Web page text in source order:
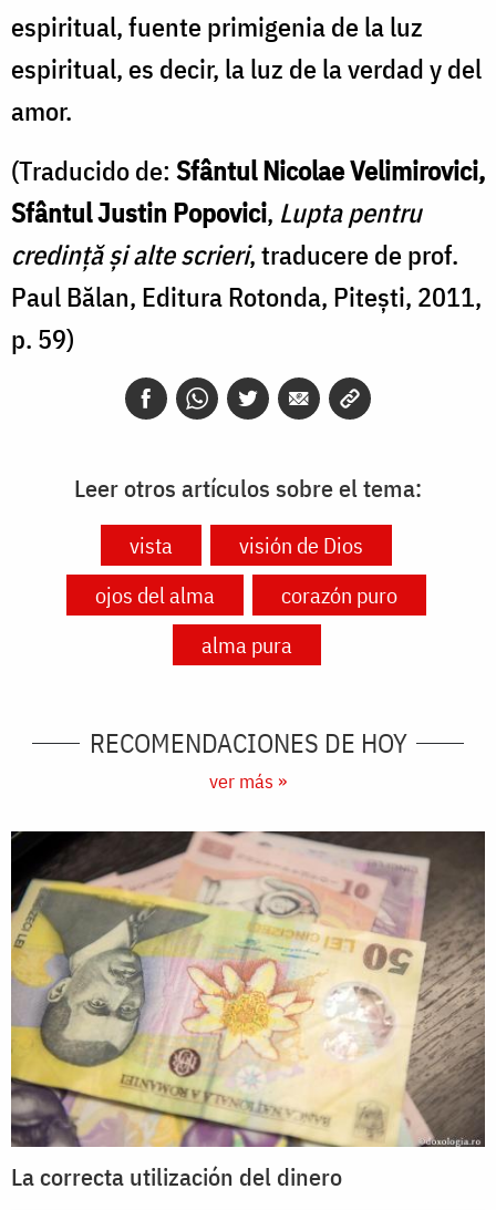
espiritual, fuente primigenia de la luz
espiritual, es decir, la luz de la verdad y del
amor.
(Traducido de: Sfântul Nicolae Velimirovici,
Sfântul Justin Popovici, Lupta pentru
credință și alte scrieri, traducere de prof.
Paul Bălan, Editura Rotonda, Pitești, 2011,
p. 59)
Leer otros artículos sobre el tema:
vista
visión de Dios
ojos del alma
corazón puro
alma pura
RECOMENDACIONES DE HOY
ver más »
La correcta utilización del dinero